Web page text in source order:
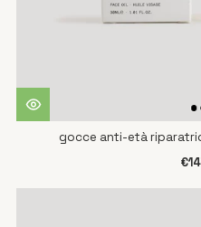
gocce anti-età